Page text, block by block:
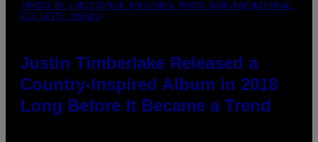
(PHOTO BY CHRISTOPHER POLK/NBCU PHOTO BANK/NBCUNIVERSAL
VIA GETTY IMAGES)
Justin Timberlake Released a
Country-Inspired Album in 2018
Long Before It Became a Trend